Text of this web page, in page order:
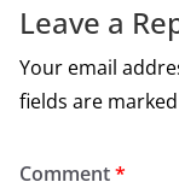
Leave a
Your email
fields are marked
Comment*